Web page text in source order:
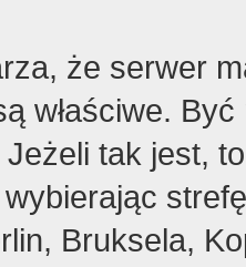
że serwer
właściwe.
Jeżeli tak jest,
Bruksela,